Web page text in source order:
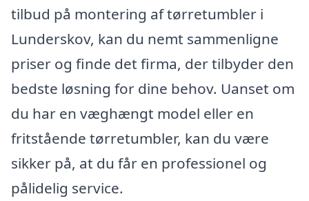
tilbud på montering af tørretumbler i
Lunderskov, kan du nemt sammenligne
priser og finde det firma, der tilbyder den
bedste løsning for dine behov. Uanset om
du har en væghængt model eller en
fritstående tørretumbler, kan du være
sikker på, at du får en professionel og
pålidelig service.